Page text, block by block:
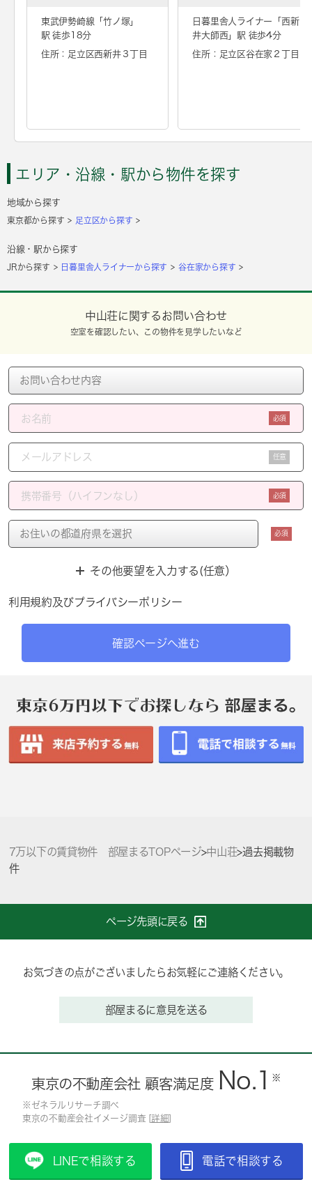
東武伊勢崎線「竹ノ塚」
駅 徒歩18分
住所：足立区西新井３丁目
日暮里舎人ライナー「 西新
井大師西」駅 徒歩4分
住所：足立区谷在家２丁目
エリア・沿線・駅から物件を探す
地域から探す
東京都から探す 足立区から探す
沿線・駅から探す
JRから探す 日暮里舎人ライナーから探す 谷在家から探す
中山荘に関するお問い合わせ
空室を確認したい、この物件を見学したいなど
必須
任意
必須
必須
その他要望を入力する(任意）
利用規約及びプライバシーポリシー
確認ページへ進む
7万以下の賃貸物件 部屋まるTOPページ>中山荘>過去掲載物
件
ページ先頭に戻る
お気づきの点がございましたらお気軽にご連絡ください。
部屋まるに意見を送る
東京の不動産会社 顧客満足度 No.1 ※
※ゼネラルリサーチ調べ
東京の不動産会社イメージ調査 [詳細]
LINEで相談する 電話で相談する